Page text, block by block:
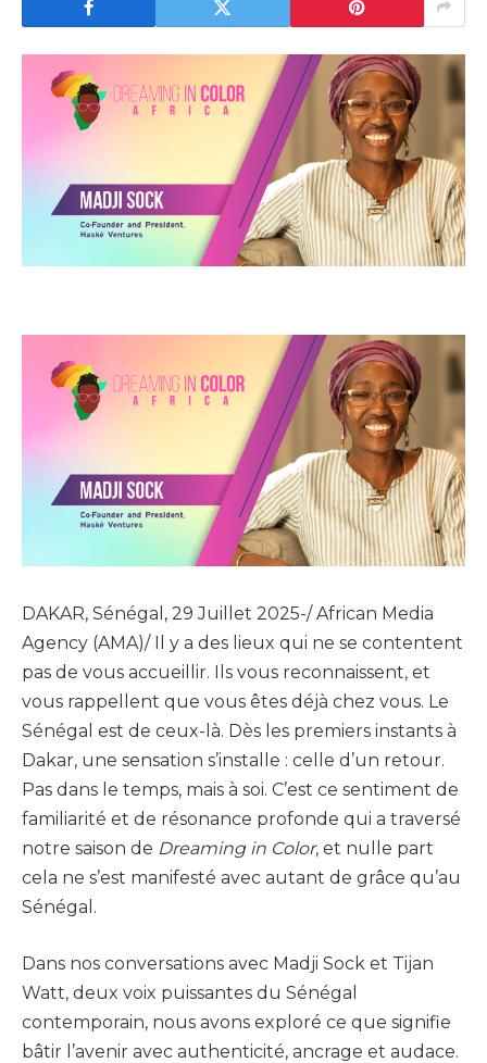
DAKAR, Sénégal, 29 Juillet 2025-/ African Media
Agency (AMA)/ Il y a des lieux qui ne se contentent
pas de vous accueillir. Ils vous reconnaissent, et
vous rappellent que vous êtes déjà chez vous. Le
Sénégal est de ceux-là. Dès les premiers instants à
Dakar, une sensation s’installe : celle d’un retour.
Pas dans le temps, mais à soi. C’est ce sentiment de
familiarité et de résonance profonde qui a traversé
notre saison de Dreaming in Color, et nulle part
cela ne s’est manifesté avec autant de grâce qu’au
Sénégal.
Dans nos conversations avec Madji Sock et Tijan
Watt, deux voix puissantes du Sénégal
contemporain, nous avons exploré ce que signifie
bâtir l’avenir avec authenticité, ancrage et audace.